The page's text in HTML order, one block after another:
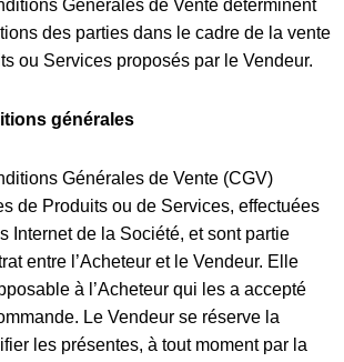
Générales de Vente déterminent
des parties dans le cadre de la vente
ou Services proposés par le Vendeur.
générales
Générales de Vente (CGV)
de Produits ou de Services, effectuées
Internet de la Société, et sont partie
entre l’Acheteur et le Vendeur. Elle
à l’Acheteur qui les a accepté
Le Vendeur se réserve la
les présentes, à tout moment par la